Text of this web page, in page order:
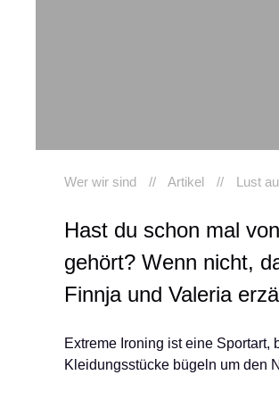
Wer wir sind Artikel Lust
Hast du schon mal
gehört? Wenn nicht,
Finnja und Valeria
Extreme Ironing ist eine
Kleidungsstücke bügeln um den